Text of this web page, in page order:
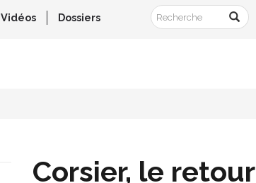
Vidéos Dossiers
Corsier, le retour